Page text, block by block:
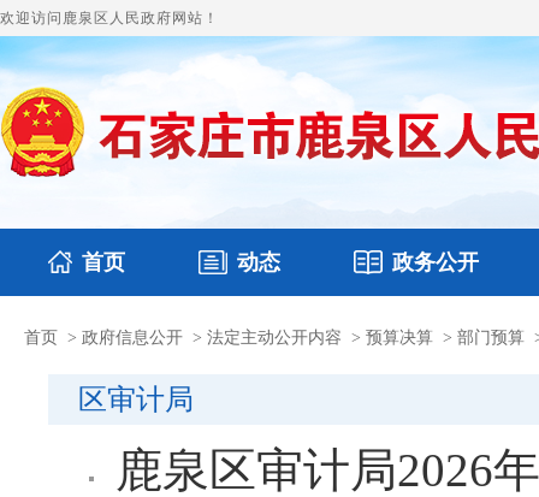
欢迎访问鹿泉区人民政府网站！
首页 动态
国务要闻 鹿泉要闻 图片新闻
政务公开
本区文件 财政预决算
首页 > 政府信息公开 > 法定主动公开内容 > 预算决算 > 部门预算
区审计局
鹿泉区审计局2026